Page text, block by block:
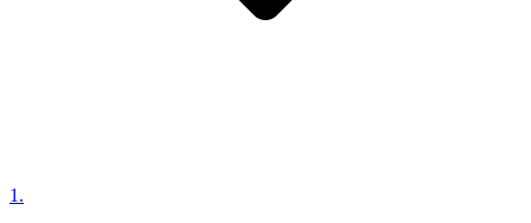
1 .